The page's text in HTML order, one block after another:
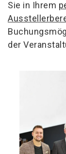
Sie in Ihrem
der